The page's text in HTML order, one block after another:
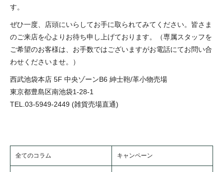
す。
ぜひ一度、店頭にいらしてお手に取られてみてください。皆さま
のご来店を心よりお待ち申し上げております。（専属スタッフを
ご希望のお客様は、お手数ではございますがお電話にてお問い合
わせくださいませ。）
西武池袋本店 5F 中央ゾーンB6 紳士鞄/革小物売場
東京都豊島区南池袋1-28-1
TEL.03-5949-2449 (雑貨売場直通)
全てのコラム キャンペーン